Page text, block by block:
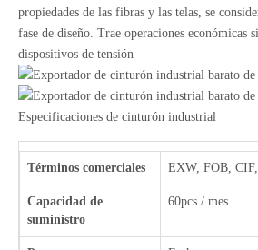
propiedades de las fibras y las telas, se
fase de diseño. Trae operaciones económicas
dispositivos de tensión
Especificaciones de cinturón industrial
Términos comerciales EXW, FOB,
Capacidad de
suministro
60pcs / mes